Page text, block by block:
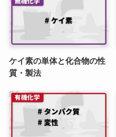
ケイ素の単体と化合物の性
質・製法